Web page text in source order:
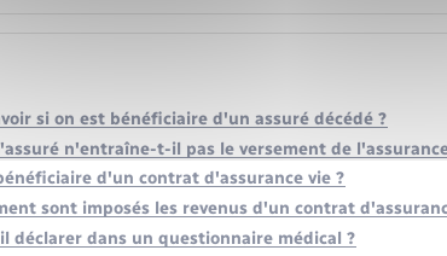
si on est bénéficiaire d'un assuré décédé ?
n'entraîne-t-il pas le versement de
d'un contrat d'assurance vie ?
sont imposés les revenus d'un contrat
déclarer dans un questionnaire médical ?